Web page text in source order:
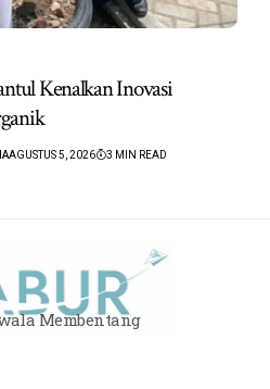
Kenalkan Inovasi
AGUSTUS 5, 2026 3 MIN READ
Membentang